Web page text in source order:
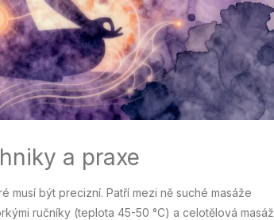
a praxe
musí být precizní. Patří mezi ně suché masáže
ručníky (teplota 45-50 °C) a celotělová masáž